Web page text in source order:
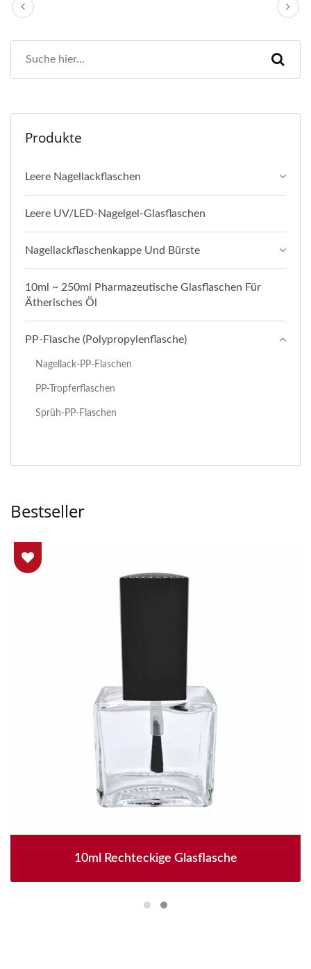
Produkte
Leere Nagellackflaschen
Leere UV/LED-Nagelgel-Glasflaschen
Nagellackflaschenkappe Und Bürste
10ml ~ 250ml Pharmazeutische Glasflaschen Für
Ätherisches Öl
PP-Flasche (Polypropylenflasche)
Nagellack-PP-Flaschen
PP-Tropferflaschen
Sprüh-PP-Flaschen
Bestseller
10ml Rechteckige Glasflasche